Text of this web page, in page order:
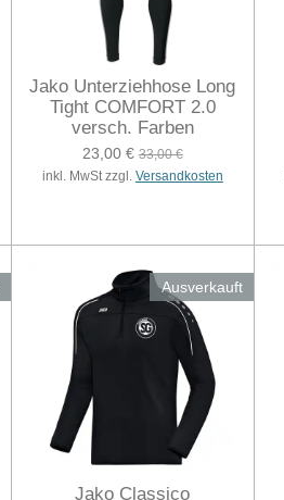
Jako Unterziehhose Long
Tight COMFORT 2.0
versch. Farben
23,00 € 33,00 €
inkl. MwSt zzgl. Versandkosten
Ausverkauft
Jako Classico